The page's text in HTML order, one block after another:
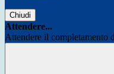
Chiudi
Attendere...
Attendere il completamento